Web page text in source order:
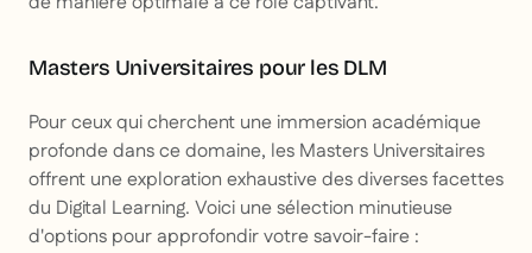
Masters Universitaires pour les DLM
Pour ceux qui cherchent une immersion académique
profonde dans ce domaine, les Masters Universitaires
offrent une exploration exhaustive des diverses facettes
du Digital Learning. Voici une sélection minutieuse
d'options pour approfondir votre savoir-faire :